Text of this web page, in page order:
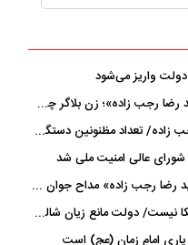
روایت تازه پلیس از ربایش و قتل «حمید رضا رجب ‌زاده»؛ زن بلاگر چگونه مداح جوان را به دام انداخت؟
بازداشت مظنون اصلی قتل حمید رضا رجب‌ زاده/ تعداد مظنونین دستگیر شده به ۵ نفر رسید
شورای عالی امنیت ملی شد
جزئیات تازه از ربایش و قتل فجیع «حمید رضا رجب زاده» مداح جوان تهرانی؛ ۴ متهم بازداشت شدند
راه حل مشکلات اقتصادی سازش با آمریکا نیست/ دولت مانع زیان شالیکاران شود
یاری امام زمان (عج) است